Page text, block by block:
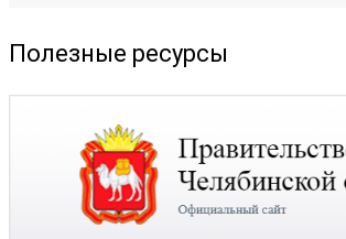
Полезные ресурсы